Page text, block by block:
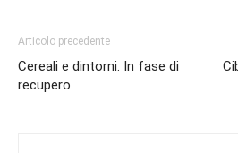
Articolo precedente
Cereali e dintorni. In fase di
recupero.